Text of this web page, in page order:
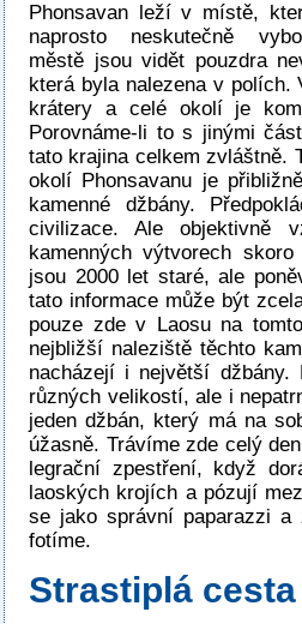
Phonsavan leží v místě,
naprosto neskutečně
městě jsou vidět pouzdra
která byla nalezena v polích.
krátery a celé okolí je
Porovnáme-li to s jinými
tato krajina celkem zvláštně.
okolí Phonsavanu je
kamenné džbány.
civilizace. Ale objektivně
kamenných výtvorech
jsou 2000 let staré, ale
tato informace může být
pouze zde v Laosu na
nejbližší naleziště těchto
nacházejí i největší
různých velikostí, ale i
jeden džbán, který má na
úžasně. Trávíme zde celý
legrační zpestření, když
laoských krojích a pózují
se jako správní paparazzi
fotíme.
Strastiplá